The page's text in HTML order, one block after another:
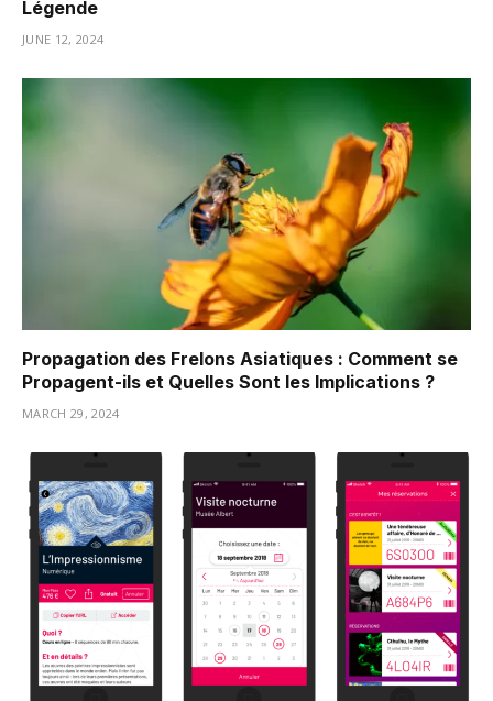
Légende
JUNE 12, 2024
Propagation des Frelons Asiatiques : Comment se
Propagent-ils et Quelles Sont les Implications ?
MARCH 29, 2024